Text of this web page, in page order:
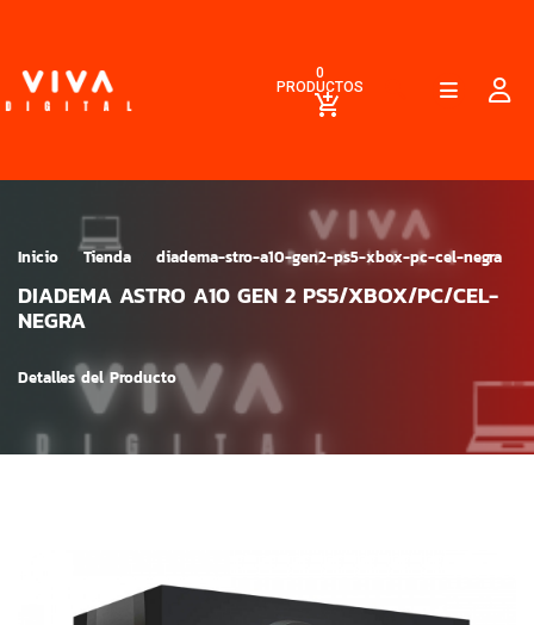
0
PRODUCTOS
Inicio Tienda diadema-stro-a10-gen2-ps5-xbox-pc-cel-negra
DIADEMA ASTRO A10 GEN 2 PS5/XBOX/PC/CEL-
NEGRA
Detalles del Producto